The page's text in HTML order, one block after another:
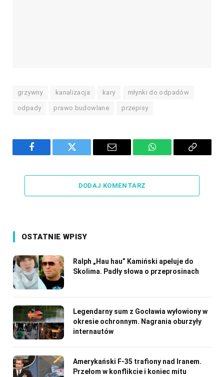
grzywny kanalizacja kary młynki do odpadów
odpady prawo budowlane przepisy
Facebook Twitter Email WhatsAppCopy
DODAJ KOMENTARZ
OSTATNIE WPISY
Ralph „Hau hau” Kamiński apeluje do
Skolima. Padły słowa o przeprosinach
Legendarny sum z Gocławia wyłowiony w
okresie ochronnym. Nagrania oburzyły
internautów
Amerykański F-35 trafiony nad Iranem.
Przełom w konflikcie i koniec mitu